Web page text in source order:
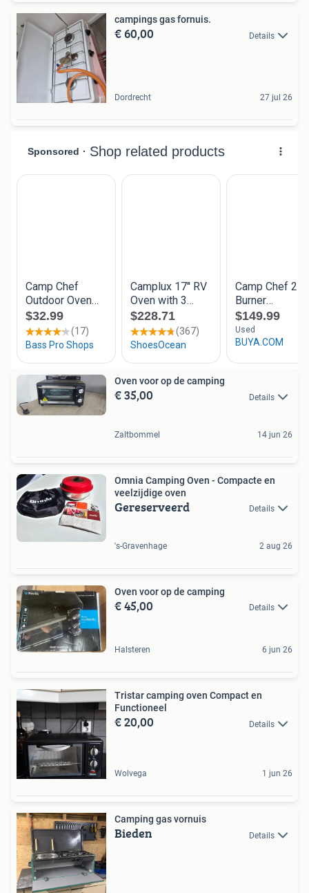
campings gas fornuis.
€ 60,00 Details
Dordrecht 27 jul 26
Oven voor op de camping
€ 35,00 Details
Zaltbommel 14 jun 26
Omnia Camping Oven - Compacte en
veelzijdige oven
Gereserveerd Details
's-Gravenhage 2 aug 26
Oven voor op de camping
€ 45,00 Details
Halsteren 6 jun 26
Tristar camping oven Compact en
Functioneel
€ 20,00 Details
Wolvega 1 jun 26
Camping gas vornuis
Bieden Details